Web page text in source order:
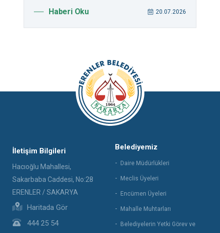
Haberi Oku 20.07.2026
İletişim Bilgileri
Hacıoğlu Mahallesi,
Sakarbaba Caddesi, No:28
ERENLER / SAKARYA
Haritada Gör
444 25 54
Belediyemiz
Daire Müdürlükleri
Meclis Üyeleri
Encümen Üyeleri
Mahalle Muhtarları
Belediyelerin Yetki Görev ve